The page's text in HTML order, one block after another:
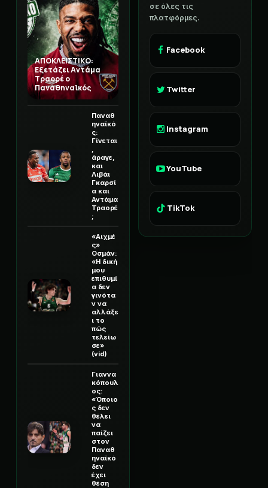
ΑΠΟΚΛΕΙΣΤΙΚΟ:
Εξετάζει Αντάμα
Τραορέ ο
Παναθηναϊκός
Παναθ
ηναϊκό
ς:
Γίνεται
άραγε,
και
Λιβάι
Γκαρσί
α και
Αντάμα
Τραορέ
;
«Αιχμέ
ς»
Οσμάν:
«Η δική
μου
επιθυμί
α δεν
γινότα
ν να
αλλάξε
ι το
πώς
τελείω
σε»
(vid)
Γιαννα
κόπουλ
ος:
«Όποιο
ς δεν
θέλει
να
παίζει
στον
Παναθ
ηναϊκό
δεν
έχει
θέση
σε όλες τις
πλατφόρμες.
Facebook
Twitter
Instagram
YouTube
TikTok